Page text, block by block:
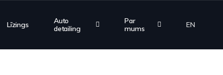
Līzings
Auto
detailing
Par
mums
EN